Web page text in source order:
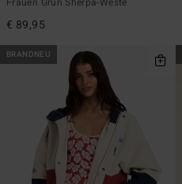
€ 89,95
BRANDNEU